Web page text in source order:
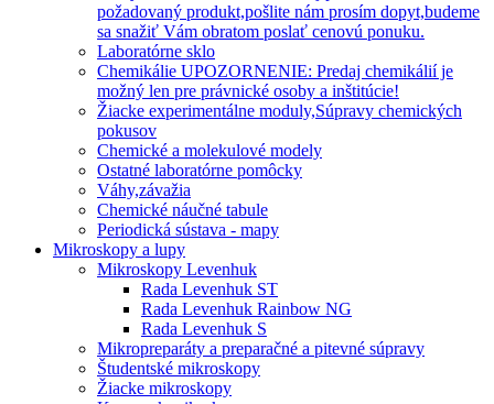
požadovaný produkt,pošlite nám prosím dopyt,budeme
sa snažiť Vám obratom poslať cenovú ponuku.
Laboratórne sklo
Chemikálie UPOZORNENIE: Predaj chemikálií je
možný len pre právnické osoby a inštitúcie!
Žiacke experimentálne moduly,Súpravy chemických
pokusov
Chemické a molekulové modely
Ostatné laboratórne pomôcky
Váhy,závažia
Chemické náučné tabule
Periodická sústava - mapy
Mikroskopy a lupy
Mikroskopy Levenhuk
Rada Levenhuk ST
Rada Levenhuk Rainbow NG
Rada Levenhuk S
Mikropreparáty a preparačné a pitevné súpravy
Študentské mikroskopy
Žiacke mikroskopy